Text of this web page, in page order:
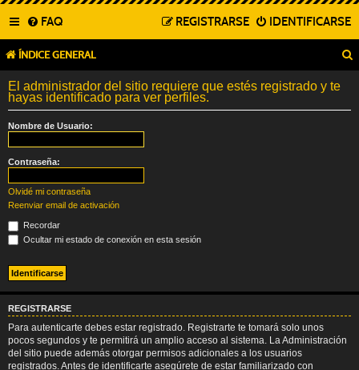
FAQ IDENTIFICARSE
REGISTRARSE
ÍNDICE GENERAL
El administrador del sitio requiere que estés registrado y te
hayas identificado para ver perfiles.
Nombre de Usuario:
Contraseña:
Olvidé mi contraseña
Reenviar email de activación
Recordar
Ocultar mi estado de conexión en esta sesión
REGISTRARSE
Para autenticarte debes estar registrado. Registrarte te tomará solo unos
pocos segundos y te permitirá un amplio acceso al sistema. La Administración
del sitio puede además otorgar permisos adicionales a los usuarios
registrados. Antes de identificarte asegúrete de estar familiarizado con